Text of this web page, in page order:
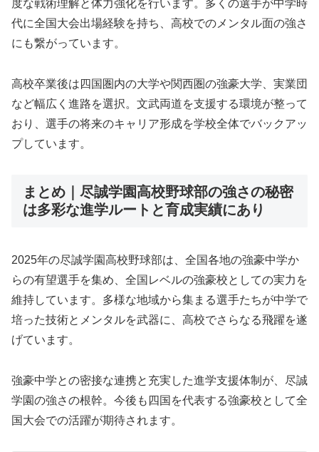
度な戦術理解と体力強化を行います。多くの選手が中学時
代に全国大会出場経験を持ち、高校でのメンタル面の強さ
にも繋がっています。
高校卒業後は四国圏内の大学や関西圏の強豪大学、実業団
など幅広く進路を選択。文武両道を支援する環境が整って
おり、選手の将来のキャリア形成を学校全体でバックアッ
プしています。
まとめ｜尽誠学園高校野球部の強さの秘密
は多彩な進学ルートと育成実績にあり
2025年の尽誠学園高校野球部は、全国各地の強豪中学か
らの有望選手を集め、全国レベルの強豪校としての実力を
維持しています。多様な地域から集まる選手たちが中学で
培った技術とメンタルを武器に、高校でさらなる飛躍を遂
げています。
強豪中学との密接な連携と充実した進学支援体制が、尽誠
学園の強さの根幹。今後も四国を代表する強豪校として全
国大会での活躍が期待されます。